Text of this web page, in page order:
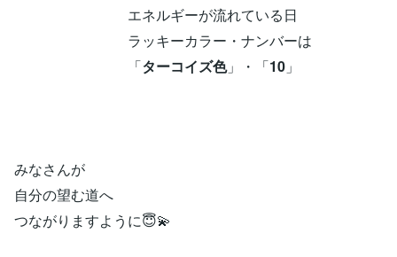
エネルギーが流れている日
ラッキーカラー・ナンバーは
「ターコイズ色」・「10 」
みなさんが
自分の望む道へ
つながりますように😇💫